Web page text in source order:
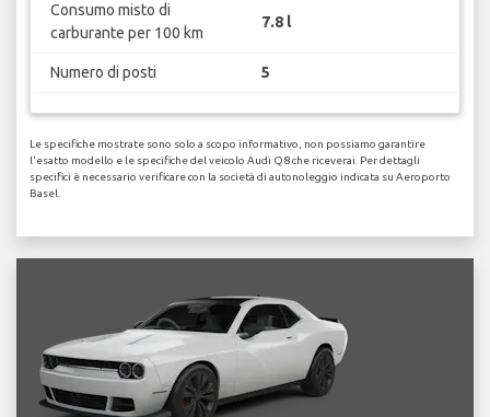
Consumo misto di
carburante per 100 km
7.8 l
Numero di posti 5
Le specifiche mostrate sono solo a scopo informativo, non possiamo garantire
l'esatto modello e le specifiche del veicolo Audi Q8 che riceverai. Per dettagli
specifici è necessario verificare con la società di autonoleggio indicata su Aeroporto
Basel.